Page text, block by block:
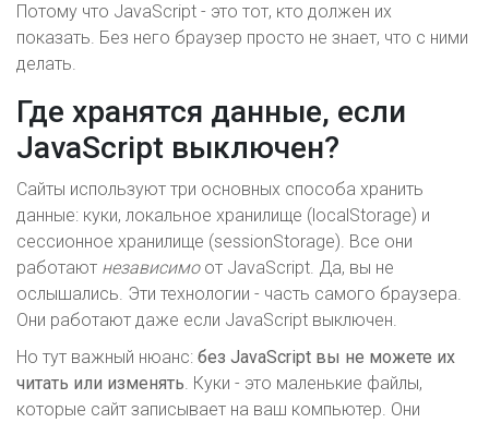
Потому что JavaScript - это тот, кто должен их
показать. Без него браузер просто не знает, что с ними
делать.
Где хранятся данные, если
JavaScript выключен?
Сайты используют три основных способа хранить
данные: куки, локальное хранилище (localStorage) и
сессионное хранилище (sessionStorage). Все они
работают независимоот JavaScript. Да, вы не
ослышались. Эти технологии - часть самого браузера.
Они работают даже если JavaScript выключен.
Но тут важный нюанс: без JavaScript вы не можете их
читать или изменять. Куки - это маленькие файлы,
которые сайт записывает на ваш компьютер. Они